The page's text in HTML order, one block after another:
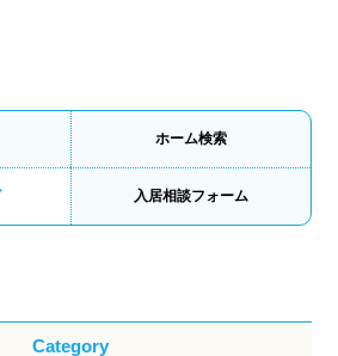
ホーム検索
入居相談フォーム
Category